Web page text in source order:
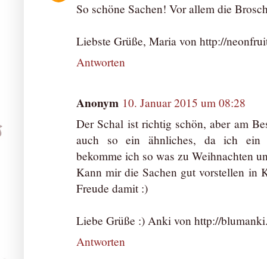
So schöne Sachen! Vor allem die
Liebste Grüße, Maria von http://
Antworten
Anonym 10. Januar 2015 um 08:28
Der Schal ist richtig schön, aber am
auch so ein ähnliches, da ich ein
bekomme ich so was zu Weihnachten
Kann mir die Sachen gut vorstellen in
Freude damit :)
Liebe Grüße :) Anki von http://
Antworten